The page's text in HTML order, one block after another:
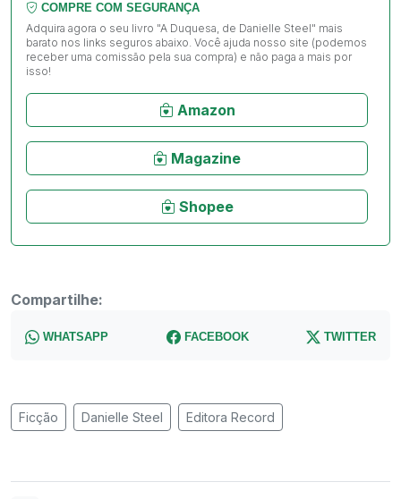
COMPRE COM SEGURANÇA
Adquira agora o seu livro "A Duquesa, de Danielle Steel" mais
barato nos links seguros abaixo. Você ajuda nosso site (podemos
receber uma comissão pela sua compra) e não paga a mais por
isso!
Amazon
Magazine
Shopee
Compartilhe:
WHATSAPP FACEBOOK TWITTER
Ficção Danielle Steel Editora Record